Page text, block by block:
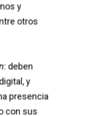
y
otros
: deben
y
presencia
con sus